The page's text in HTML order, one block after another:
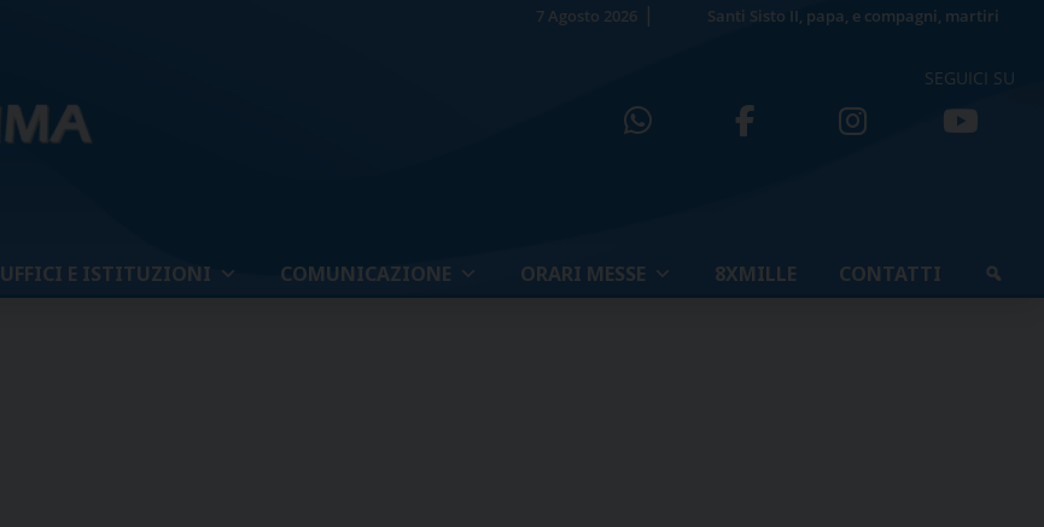
7 Agosto 2026 Santi Sisto II, papa, e compagni, martiri
SEGUICI SU
UFFICI E ISTITUZIONI COMUNICAZIONE ORARI MESSE 8XMILLE CONTATTI